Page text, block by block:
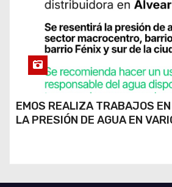
EMOS REALIZA TRABAJOS
LA PRESIÓN DE AGUA EN